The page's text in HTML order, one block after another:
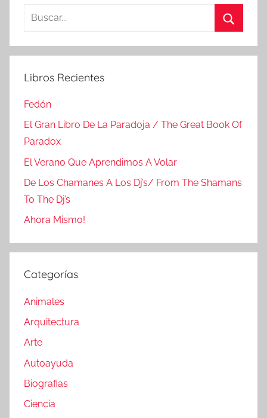
Buscar:
Libros Recientes
Fedón
El Gran Libro De La Paradoja / The Great Book Of
Paradox
El Verano Que Aprendimos A Volar
De Los Chamanes A Los Dj’s/ From The Shamans
To The Dj’s
Ahora Mismo!
Categorías
Animales
Arquitectura
Arte
Autoayuda
Biografias
Ciencia